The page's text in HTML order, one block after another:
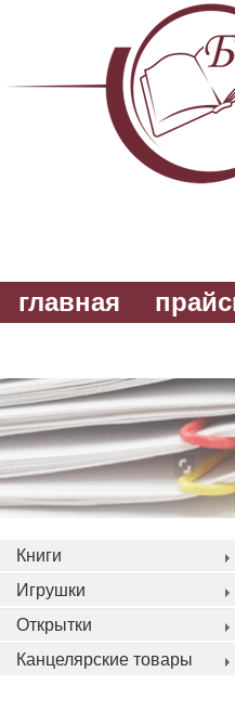
главная
Книги
Игрушки
Открытки
Канцелярские товары